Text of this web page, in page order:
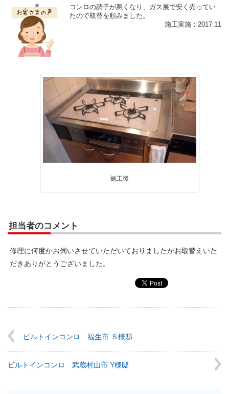
コンロの調子が悪くなり、ガス展で安く売ってい
たので取替を頼みました。
施工実施：2017.11
施工後
担当者のコメント
修理に何度かお伺いさせていただいておりましたがお取替えいた
だきありがとうございました。
ビルトインコンロ 福生市 Ｓ様邸
ビルトインコンロ 武蔵村山市 Y様邸